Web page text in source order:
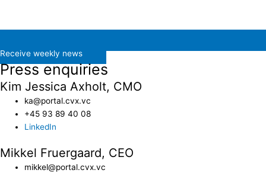
Receive weekly news
Press enquiries
Kim Jessica Axholt, CMO
ka@portal.cvx.vc​
+45 93 89 40 08
LinkedIn
Mikkel Fruergaard, CEO
mikkel@portal.cvx.vc